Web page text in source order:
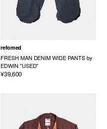
refomed
FRESH MAN DENIM WIDE PANTS by
EDWIN "USED"
¥39,600